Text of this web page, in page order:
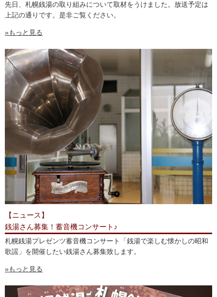
先日、札幌銭湯の取り組みについて取材をうけました。放送予定は
上記の通りです。是非ご覧ください。
»もっと見る
【ニュース】
銭湯さん募集！蓄音機コンサート♪
札幌銭湯プレゼンツ蓄音機コンサート「銭湯で楽しむ懐かしの昭和
歌謡」を開催したい銭湯さん募集致します。
»もっと見る